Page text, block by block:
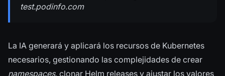
test.podinfo.com
La IA generará y aplicará los recursos de Kubernetes
necesarios, gestionando las complejidades de crear
namespaces, clonar Helm releases y ajustar los valores